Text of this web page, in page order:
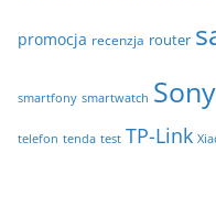
promocja recenzja router
smartfony smartwatch Sony
telefon tenda test TP-Link